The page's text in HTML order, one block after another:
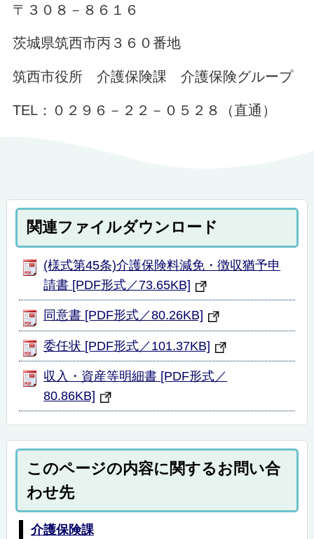
〒３０８－８６１６
茨城県筑西市丙３６０番地
筑西市役所 介護保険課 介護保険グループ
TEL：０２９６－２２－０５２８（直通）
関連ファイルダウンロード
(様式第45条)介護保険料減免・徴収猶予申
請書 [PDF形式／73.65KB]
同意書 [PDF形式／80.26KB]
委任状 [PDF形式／101.37KB]
収入・資産等明細書 [PDF形式／
80.86KB]
このページの内容に関するお問い合
わせ先
介護保険課